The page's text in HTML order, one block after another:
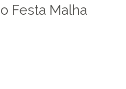
Festa Malha